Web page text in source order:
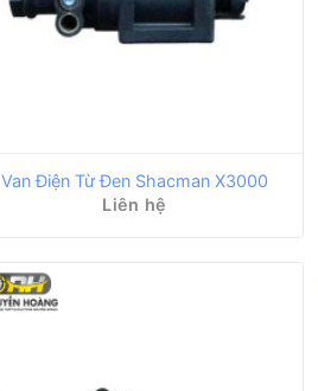
Van Điện Từ Đen Shacman X3000
Liên hệ